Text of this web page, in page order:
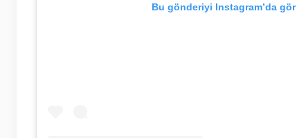
Bu gönderiyi Instagram’da gör